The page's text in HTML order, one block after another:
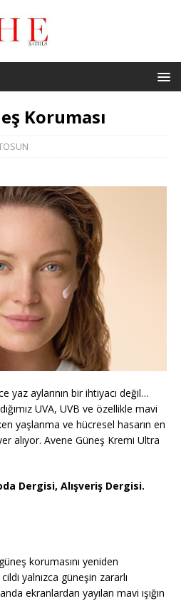
Koruması
yaz aylarının bir ihtiyacı değil…
UVA, UVB ve özellikle mavi
yaşlanma ve hücresel hasarın en
alıyor. Avene Güneş Kremi Ultra
Dergisi, Alışveriş Dergisi.
korumasını yeniden
yalnızca güneşin zararlı
ekranlardan yayılan mavi ışığın